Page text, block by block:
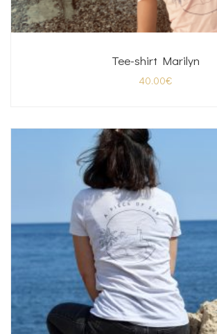
Tee-shirt Marilyn
40.00€